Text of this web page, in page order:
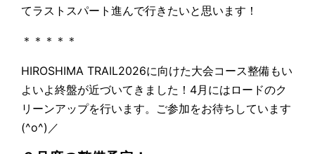
てラストスパート進んで行きたいと思います！
＊＊＊＊＊
HIROSHIMA TRAIL2026に向けた大会コース整備もい
よいよ終盤が近づいてきました！4月にはロードのク
リーンアップを行います。ご参加をお待ちしています
(^o^)／